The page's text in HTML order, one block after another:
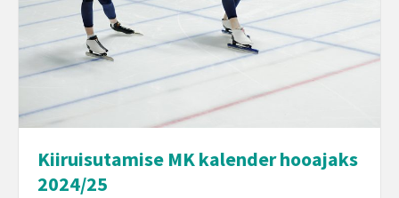
Kiiruisutamise MK kalender hooajaks
2024/25